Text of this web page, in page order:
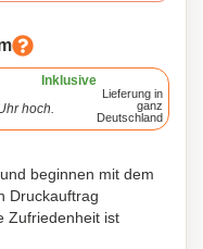
Inklusive
hoch.
Lieferung in
ganz
Deutschland
beginnen mit dem
Druckauftrag
Zufriedenheit ist